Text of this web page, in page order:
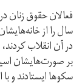
فعالان حقوق زنان
سال را از
در آن انقلاب
بر صورت‌هایشان
سکوها ایستادند و